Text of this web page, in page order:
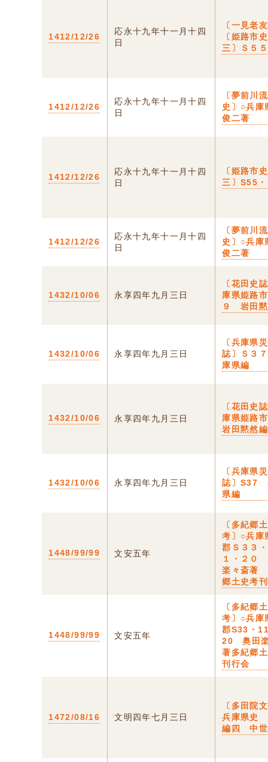
1412/12/26
応永十九年十一月十四
日
〔一見老
〔姫路
三〕Ｓ５
1412/12/26
応永十九年十一月十四
日
〔夢前川
史〕○兵庫
俊二著
1412/12/26
応永十九年十一月十四
日
〔姫路
三〕S55
1412/12/26
応永十九年十一月十四
日
〔夢前川
史〕○兵庫
俊二著
1432/10/06 永享四年九月三日
〔花田史
庫県姫路
９ 岩田
1432/10/06 永享四年九月三日
〔兵庫県
誌〕Ｓ３
庫県編
1432/10/06 永享四年九月三日
〔花田史
庫県姫路
岩田黙然編
1432/10/06 永享四年九月三日
〔兵庫県
誌〕S37
県編
1448/99/99 文安五年
〔多紀郷
考〕○兵庫
郡Ｓ３３
１・２０
楽々斎著
郷土史考
1448/99/99 文安五年
〔多紀郷
考〕○兵庫
郡S33・
20 奥田
著多紀郷
刊行会
1472/08/16 文明四年七月三日
〔多田院
兵庫県史
編四 中